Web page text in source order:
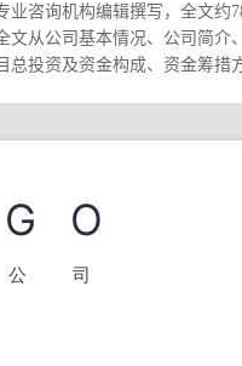
咨询机构编辑撰写，全文
从公司基本情况、公司简
投资及资金构成、资金筹